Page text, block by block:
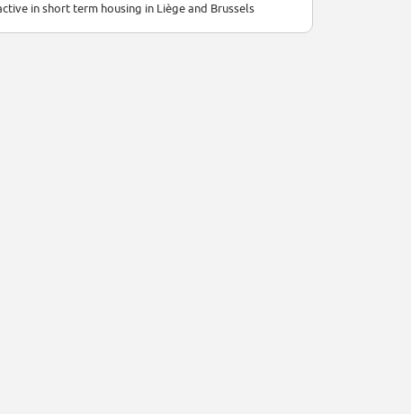
in short term housing in Liège and Brussels